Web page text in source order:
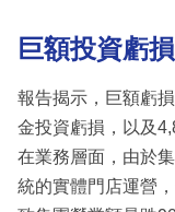
巨額投資虧
報告揭示，巨額虧
金投資虧損，以及
在業務層面，由於
統的實體門店運營